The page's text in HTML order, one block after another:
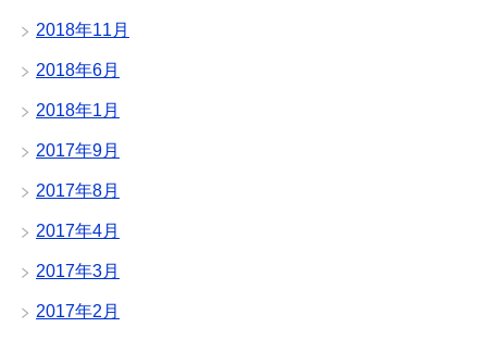
2018年11月
2018年6月
2018年1月
2017年9月
2017年8月
2017年4月
2017年3月
2017年2月